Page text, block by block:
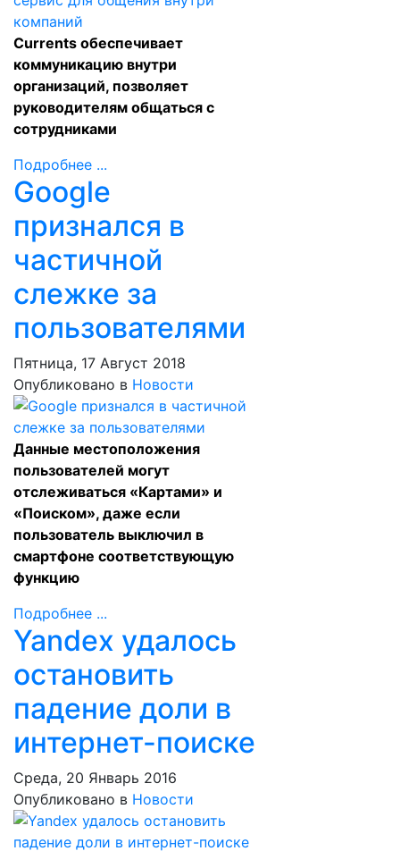
Currents обеспечивает
коммуникацию внутри
организаций, позволяет
руководителям общаться с
сотрудниками
Подробнее ...
Google
признался в
частичной
слежке за
пользователями
Пятница, 17 Август 2018
Опубликовано в Новости
Данные местоположения
пользователей могут
отслеживаться «Картами» и
«Поиском», даже если
пользователь выключил в
смартфоне соответствующую
функцию
Подробнее ...
Yandex удалось
остановить
падение доли в
интернет-поиске
Среда, 20 Январь 2016
Опубликовано в Новости